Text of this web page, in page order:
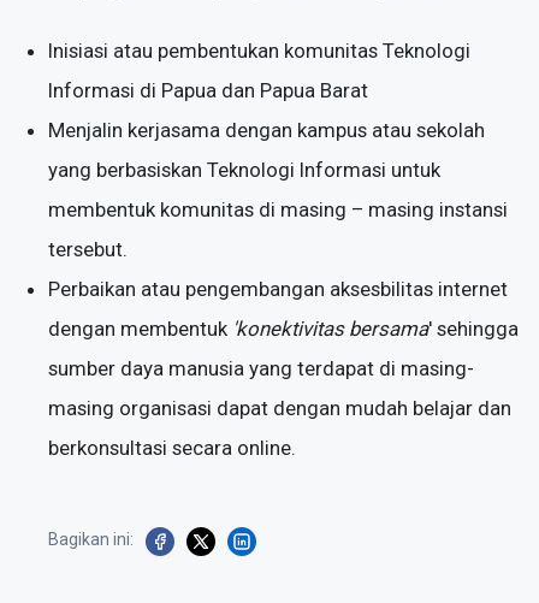
Inisiasi atau pembentukan komunitas Teknologi
Informasi di Papua dan Papua Barat
Menjalin kerjasama dengan kampus atau sekolah
yang berbasiskan Teknologi Informasi untuk
membentuk komunitas di masing – masing instansi
tersebut.
Perbaikan atau pengembangan aksesbilitas internet
dengan membentuk 'konektivitas bersama' sehingga
sumber daya manusia yang terdapat di masing-
masing organisasi dapat dengan mudah belajar dan
berkonsultasi secara online.
Bagikan ini: